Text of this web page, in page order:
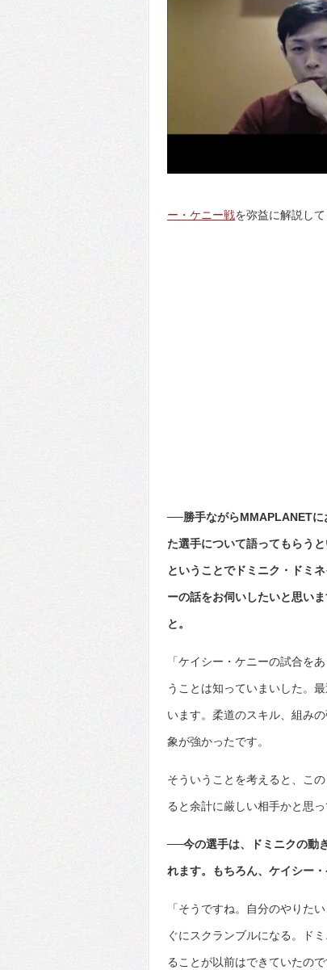
ー・ケニー戦を弥益に解説して
──勝手ながらMMAPLANETに
た選手について語ってもらう
ということでドミニク・ドミ
ーの話をお伺いしたいと思い
と。
「ケイシー・ケニーの試合を
うことは知っていまいした。
います。柔道のスキル、組み
象が強かったです。
そういうことを考えると、こ
ると余計に厳しい相手かと思っ
──今の選手は、ドミニクの動
れます。もちろん、ケイシー
「そうですね。自分のやりた
ぐにスクランブルになる。ド
ることが以前はできていたの